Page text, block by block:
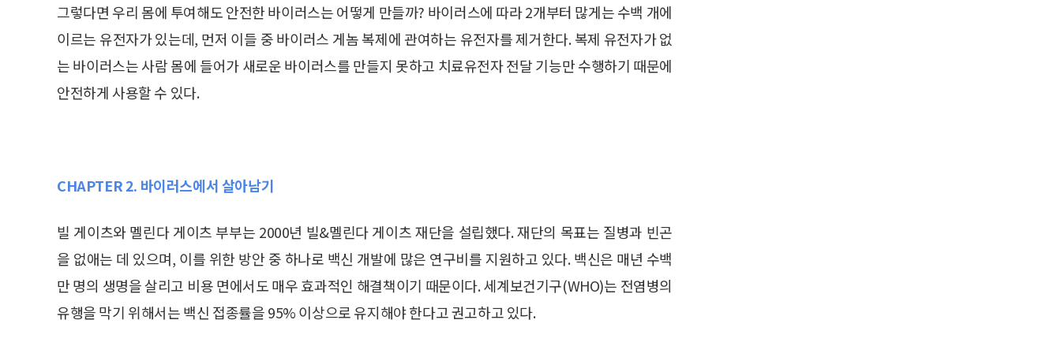
그렇다면 우리 몸에 투여해도 안전한 바이러스는 어떻게 만들까? 바이러스에 따라 2개부터 많게는 수백 개에
이르는 유전자가 있는데, 먼저 이들 중 바이러스 게놈 복제에 관여하는 유전자를 제거한다. 복제 유전자가 없
는 바이러스는 사람 몸에 들어가 새로운 바이러스를 만들지 못하고 치료유전자 전달 기능만 수행하기 때문에
안전하게 사용할 수 있다.
CHAPTER 2. 바이러스에서 살아남기
빌 게이츠와 멜린다 게이츠 부부는 2000년 빌&멜린다 게이츠 재단을 설립했다. 재단의 목표는 질병과 빈곤
을 없애는 데 있으며, 이를 위한 방안 중 하나로 백신 개발에 많은 연구비를 지원하고 있다. 백신은 매년 수백
만 명의 생명을 살리고 비용 면에서도 매우 효과적인 해결책이기 때문이다. 세계보건기구(WHO)는 전염병의
유행을 막기 위해서는 백신 접종률을 95% 이상으로 유지해야 한다고 권고하고 있다.